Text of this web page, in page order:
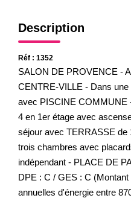
Description
Réf : 1352
SALON DE PROVENCE -
CENTRE-VILLE - Dans
avec PISCINE COMMUNE
4 en 1er étage avec
séjour avec TERRASSE de
trois chambres avec
indépendant - PLACE DE
DPE : C / GES : C
annuelles d'énergie entre